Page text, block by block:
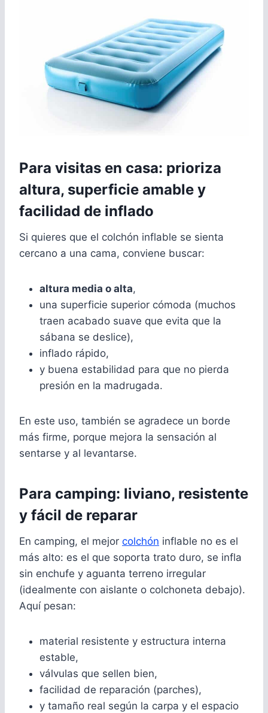
Para visitas en casa: prioriza
altura, superficie amable y
facilidad de inflado
Si quieres que el colchón inflable se sienta
cercano a una cama, conviene buscar:
altura media o alta,
una superficie superior cómoda (muchos
traen acabado suave que evita que la
sábana se deslice),
inflado rápido,
y buena estabilidad para que no pierda
presión en la madrugada.
En este uso, también se agradece un borde
más firme, porque mejora la sensación al
sentarse y al levantarse.
Para camping: liviano, resistente
y fácil de reparar
En camping, el mejor colchón inflable no es el
más alto: es el que soporta trato duro, se infla
sin enchufe y aguanta terreno irregular
(idealmente con aislante o colchoneta debajo).
Aquí pesan:
material resistente y estructura interna
estable,
válvulas que sellen bien,
facilidad de reparación (parches),
y tamaño real según la carpa y el espacio